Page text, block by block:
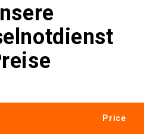
Price